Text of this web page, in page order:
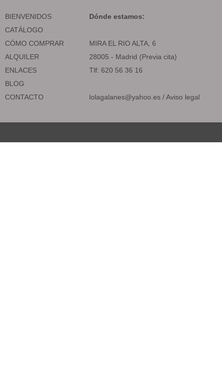
BIENVENIDOS
CATÁLOGO
CÓMO COMPRAR
ALQUILER
ENLACES
BLOG
CONTACTO
Dónde estamos:
MIRA EL RIO ALTA, 6
28005 - Madrid (Previa cita)
Tlf: 620 56 36 16
lolagalanes@yahoo.es /Aviso legal